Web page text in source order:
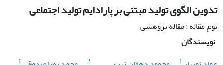
تدوین الگوی تولید مبتنی بر پارادایم تولید اجتماعی
نوع مقاله : مقاله پژوهشی
نویسندگان
1
2
1